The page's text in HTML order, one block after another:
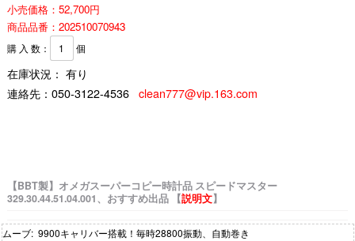
小売価格：52,700円
商品品番：202510070943
購 入 数： 個
在庫状況： 有り
連絡先： 050-3122-4536 clean777@vip.163.com
【BBT製】オメガスーパーコピー時計品 スピードマスター
329.30.44.51.04.001、おすすめ出品 【説明文】
ムーブ: 9900キャリバー搭載！毎時28800振動、自動巻き